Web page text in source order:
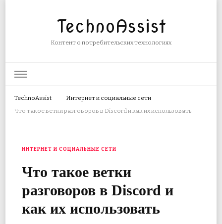
TechnoAssist
Контент о потребительских технологиях
TechnoAssist
Интернет и социальные сети
Что такое ветки разговоров в Discord и как их использовать
ИНТЕРНЕТ И СОЦИАЛЬНЫЕ СЕТИ
Что такое ветки
разговоров в Discord и
как их использовать